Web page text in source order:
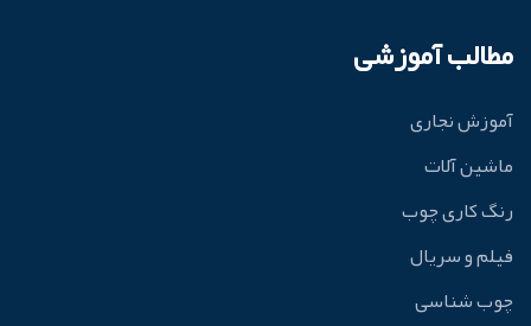
مطالب آموزشی
آموزش نجاری
ماشین آلات
رنگ کاری چوب
فیلم و سریال
چوب شناسی